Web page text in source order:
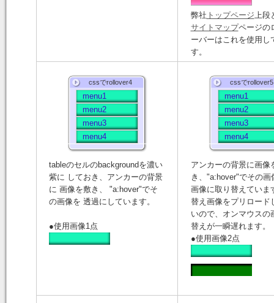
弊社 トップページ上段
サイトマップページの
ーバーはこれを使用し
す。
cssでrollover4
menu1
menu2
menu3
menu4
tableのセルのbackgroundを濃い
紫に しておき、アンカーの背景
に 画像を敷き、 "a:hover"でそ
の画像を 透過にしています。
●使用画像1点
cssでrollover5
menu1
menu2
menu3
menu4
アンカーの背景に画像
き、"a:hover"でその画
画像に取り替えていま
替え画像をプリロード
いので、オンマウスの
替えが一瞬遅れます。
●使用画像2点